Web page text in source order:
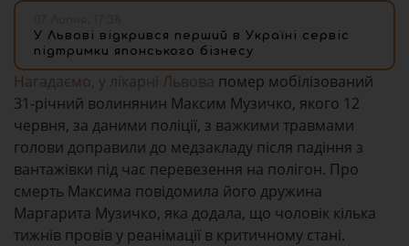
У Львові відкрився перший в Україні сервіс
підтримки японського бізнесу
Нагадаємо, у лікарні Львова помер мобілізований
31-річний волинянин Максим Музичко, якого 12
червня, за даними поліції, з важкими травмами
голови доправили до медзакладу після падіння з
вантажівки під час перевезення на полігон. Про
смерть Максима повідомила його дружина
Маргарита Музичко, яка додала, що чоловік кілька
тижнів провів у реанімації в критичному стані.